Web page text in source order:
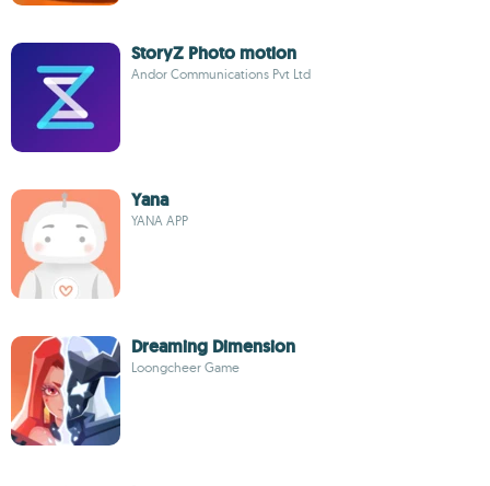
StoryZ Photo motion
Andor Communications Pvt Ltd
Yana
YANA APP
Dreaming Dimension
Loongcheer Game